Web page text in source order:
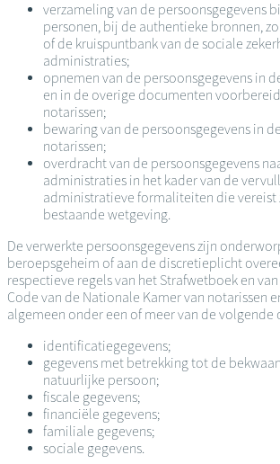
verzameling van de persoonsgegevens
personen, bij de authentieke bronnen,
of de kruispuntbank van de sociale
administraties;
opnemen van de persoonsgegevens in
en in de overige documenten
notarissen;
bewaring van de persoonsgegevens in
notarissen;
overdracht van de persoonsgegevens
administraties in het kader van de
administratieve formaliteiten die vereist
bestaande wetgeving.
De verwerkte persoonsgegevens zijn
beroepsgeheim of aan de discretieplicht
respectieve regels van het Strafwetboek en
Code van de Nationale Kamer van notarissen
algemeen onder een of meer van de volgende
identificatiegegevens;
gegevens met betrekking tot de
natuurlijke persoon;
fiscale gegevens;
financiële gegevens;
familiale gegevens;
sociale gegevens.